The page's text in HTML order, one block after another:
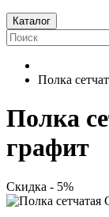
Каталог
Полка
Полка
графит
Скидка - 5%